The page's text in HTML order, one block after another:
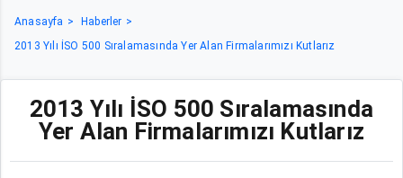
Anasayfa
Haberler
2013 Yılı İSO 500 Sıralamasında Yer Alan Firmalarımızı Kutlarız
2013 Yılı İSO 500 Sıralamasında
Yer Alan Firmalarımızı Kutlarız